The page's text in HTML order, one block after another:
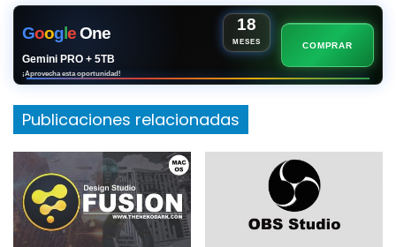
GoogleOne 18
MESES
Gemini PRO + 5TB
¡Aprovecha esta oportunidad!
COMPRAR
Publicaciones relacionadas